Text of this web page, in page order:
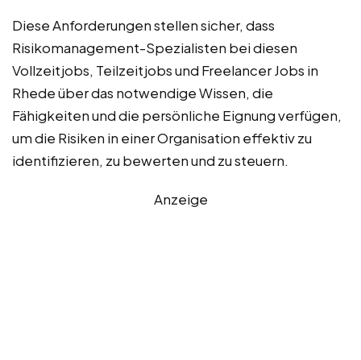
Diese Anforderungen stellen sicher, dass
Risikomanagement-Spezialisten bei diesen
Vollzeitjobs, Teilzeitjobs und Freelancer Jobs in
Rhede über das notwendige Wissen, die
Fähigkeiten und die persönliche Eignung verfügen,
um die Risiken in einer Organisation effektiv zu
identifizieren, zu bewerten und zu steuern.
Anzeige